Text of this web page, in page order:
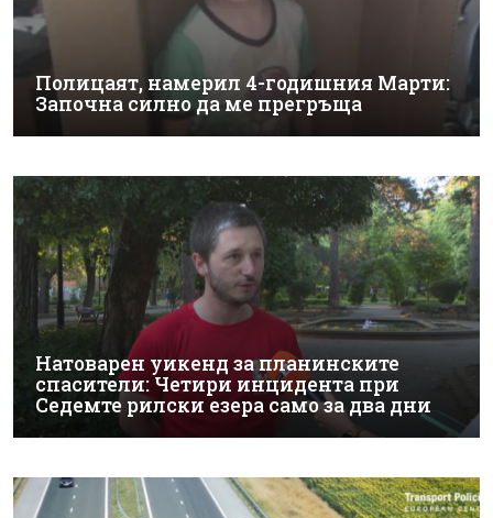
Полицаят, намерил 4-годишния Марти:
Започна силно да ме прегръща
Натоварен уикенд за планинските
спасители: Четири инцидента при
Седемте рилски езера само за два дни